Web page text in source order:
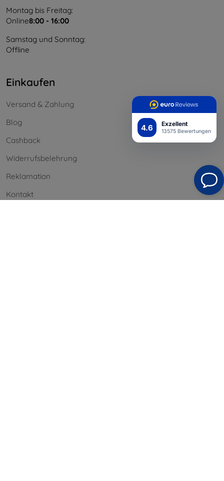
4.6 Exzellent
13575 Bewertungen
Montag bis Freitag:
Online8:00 - 16:00
Samstag und Sonntag:
Offline
Einkaufen
Versand & Zahlung
Blog
Cashback
Widerrufsbelehrung
Reklamation
Kontakt